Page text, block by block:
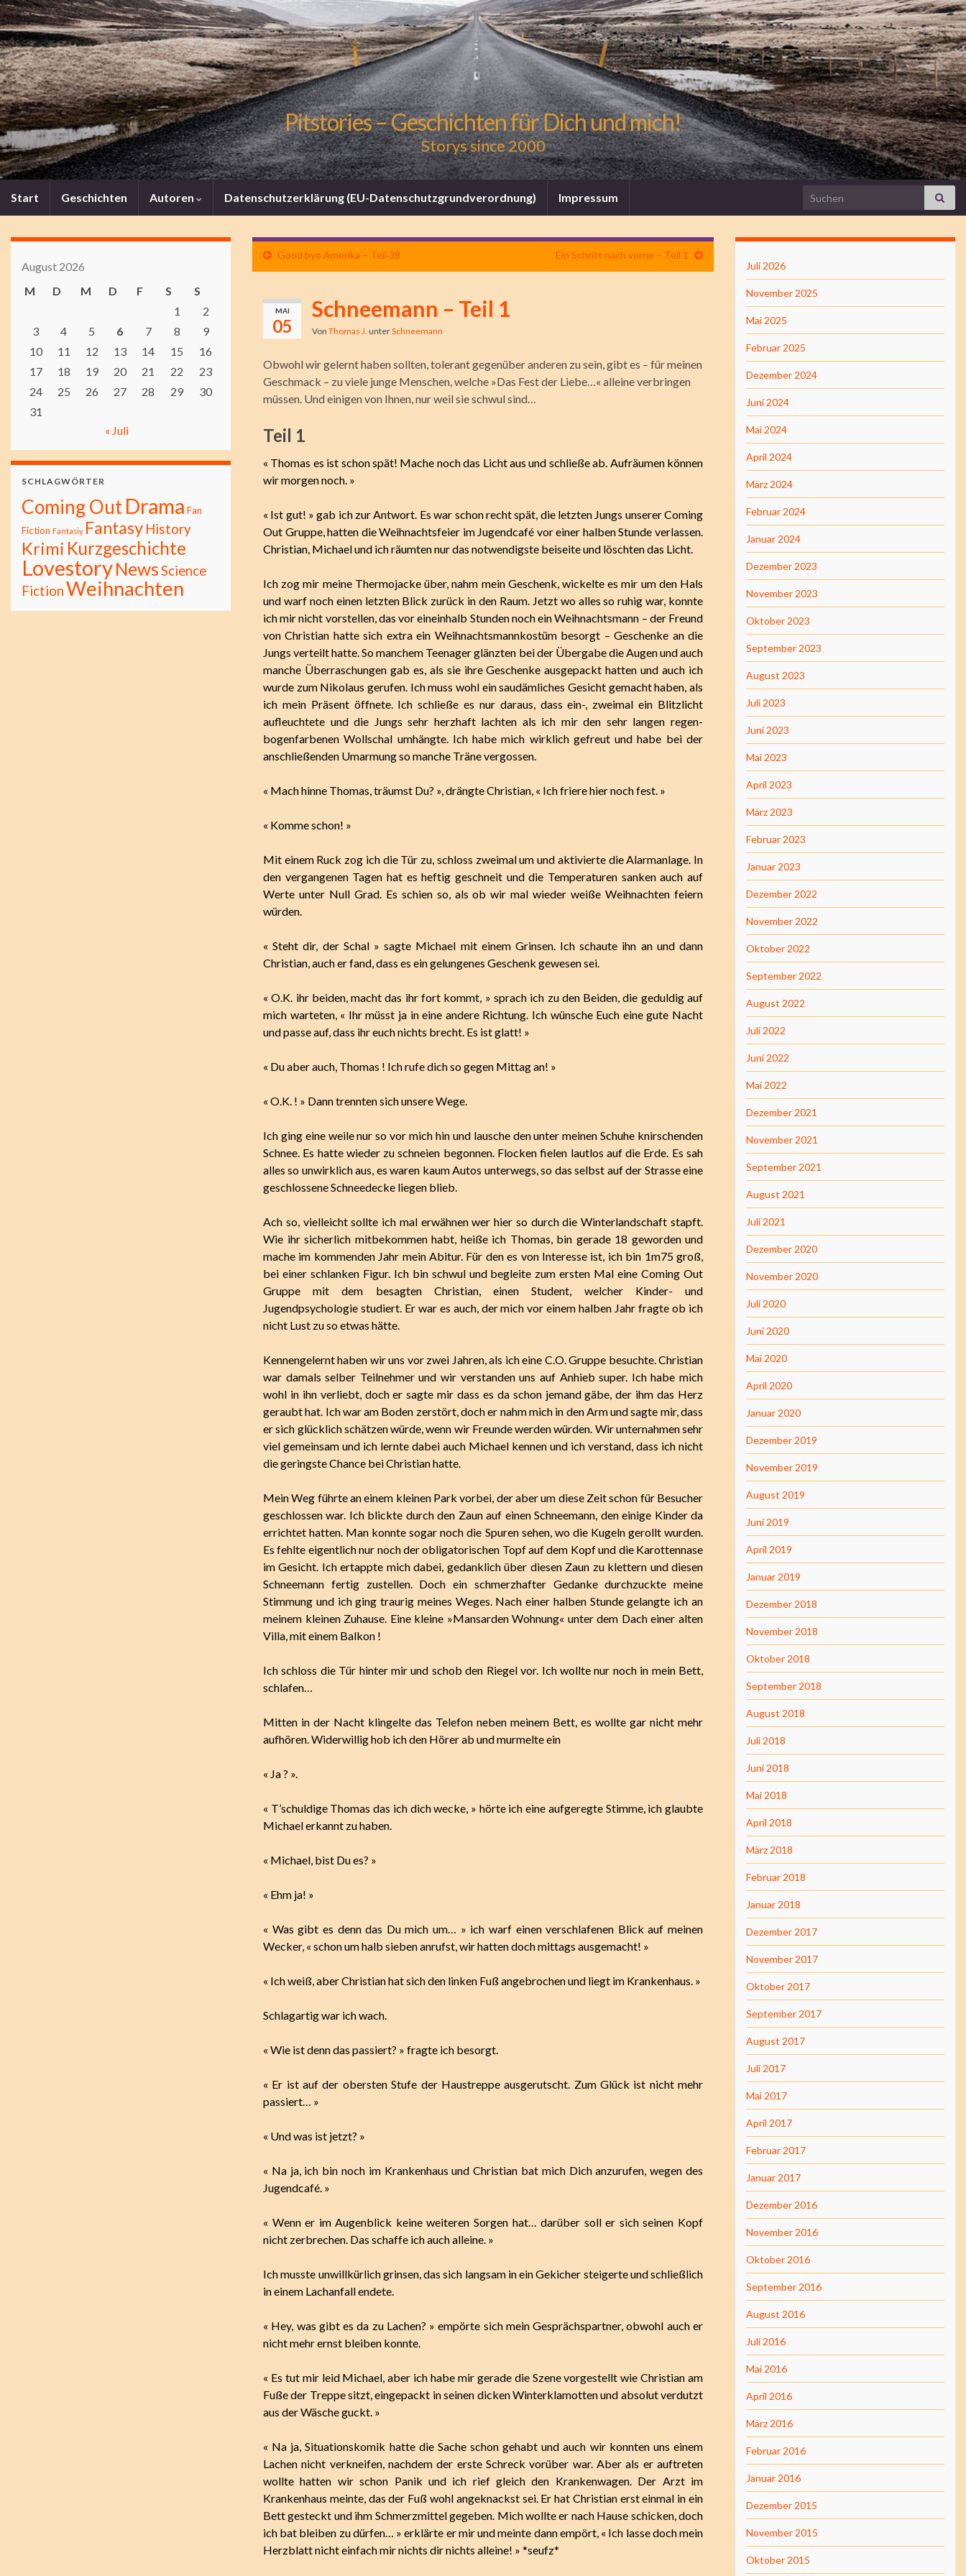
Pitstories – Geschichten für Dich und mich!
Storys since 2000
Start Geschichten Autoren Datenschutzerklärung (EU-Datenschutzgrundverordnung) Impressum Search for:
Good bye Amerika – Teil 38 Ein Schritt nach vorne – Teil 1
MAI
05
Schneemann – Teil 1
Von Thomas J. unterSchneemann
Obwohl wir gelernt haben sollten, tolerant gegenüber anderen zu sein, gibt es – für meinen
Geschmack – zu viele junge Menschen, welche »Das Fest der Liebe…« alleine verbringen
müssen. Und einigen von Ihnen, nur weil sie schwul sind…
Teil 1
« Thomas es ist schon spät! Mache noch das Licht aus und schließe ab. Aufräumen können
wir morgen noch. »
« Ist gut! » gab ich zur Antwort. Es war schon recht spät, die letzten Jungs unserer Coming
Out Gruppe, hatten die Weihnachtsfeier im Jugendcafé vor einer halben Stunde verlassen.
Christian, Michael und ich räumten nur das notwendigste beiseite und löschten das Licht.
Ich zog mir meine Thermojacke über, nahm mein Geschenk, wickelte es mir um den Hals
und warf noch einen letzten Blick zurück in den Raum. Jetzt wo alles so ruhig war, konnte
ich mir nicht vorstellen, das vor eineinhalb Stunden noch ein Weihnachtsmann – der Freund
von Christian hatte sich extra ein Weihnachtsmannkostüm besorgt – Geschenke an die
Jungs verteilt hatte. So manchem Teenager glänzten bei der Übergabe die Augen und auch
manche Überraschungen gab es, als sie ihre Geschenke ausgepackt hatten und auch ich
wurde zum Nikolaus gerufen. Ich muss wohl ein saudämliches Gesicht gemacht haben, als
ich mein Präsent öffnete. Ich schließe es nur daraus, dass ein-, zweimal ein Blitzlicht
aufleuchtete und die Jungs sehr herzhaft lachten als ich mir den sehr langen regen-
bogenfarbenen Wollschal umhängte. Ich habe mich wirklich gefreut und habe bei der
anschließenden Umarmung so manche Träne vergossen.
« Mach hinne Thomas, träumst Du? », drängte Christian, « Ich friere hier noch fest. »
« Komme schon! »
Mit einem Ruck zog ich die Tür zu, schloss zweimal um und aktivierte die Alarmanlage. In
den vergangenen Tagen hat es heftig geschneit und die Temperaturen sanken auch auf
Werte unter Null Grad. Es schien so, als ob wir mal wieder weiße Weihnachten feiern
würden.
« Steht dir, der Schal » sagte Michael mit einem Grinsen. Ich schaute ihn an und dann
Christian, auch er fand, dass es ein gelungenes Geschenk gewesen sei.
« O.K. ihr beiden, macht das ihr fort kommt, » sprach ich zu den Beiden, die geduldig auf
mich warteten, « Ihr müsst ja in eine andere Richtung. Ich wünsche Euch eine gute Nacht
und passe auf, dass ihr euch nichts brecht. Es ist glatt! »
« Du aber auch, Thomas ! Ich rufe dich so gegen Mittag an! »
« O.K. ! » Dann trennten sich unsere Wege.
Ich ging eine weile nur so vor mich hin und lausche den unter meinen Schuhe knirschenden
Schnee. Es hatte wieder zu schneien begonnen. Flocken fielen lautlos auf die Erde. Es sah
alles so unwirklich aus, es waren kaum Autos unterwegs, so das selbst auf der Strasse eine
geschlossene Schneedecke liegen blieb.
Ach so, vielleicht sollte ich mal erwähnen wer hier so durch die Winterlandschaft stapft.
Wie ihr sicherlich mitbekommen habt, heiße ich Thomas, bin gerade 18 geworden und
mache im kommenden Jahr mein Abitur. Für den es von Interesse ist, ich bin 1m75 groß,
bei einer schlanken Figur. Ich bin schwul und begleite zum ersten Mal eine Coming Out
Gruppe mit dem besagten Christian, einen Student, welcher Kinder- und
Jugendpsychologie studiert. Er war es auch, der mich vor einem halben Jahr fragte ob ich
nicht Lust zu so etwas hätte.
Kennengelernt haben wir uns vor zwei Jahren, als ich eine C.O. Gruppe besuchte. Christian
war damals selber Teilnehmer und wir verstanden uns auf Anhieb super. Ich habe mich
wohl in ihn verliebt, doch er sagte mir dass es da schon jemand gäbe, der ihm das Herz
geraubt hat. Ich war am Boden zerstört, doch er nahm mich in den Arm und sagte mir, dass
er sich glücklich schätzen würde, wenn wir Freunde werden würden. Wir unternahmen sehr
viel gemeinsam und ich lernte dabei auch Michael kennen und ich verstand, dass ich nicht
die geringste Chance bei Christian hatte.
Mein Weg führte an einem kleinen Park vorbei, der aber um diese Zeit schon für Besucher
geschlossen war. Ich blickte durch den Zaun auf einen Schneemann, den einige Kinder da
errichtet hatten. Man konnte sogar noch die Spuren sehen, wo die Kugeln gerollt wurden.
Es fehlte eigentlich nur noch der obligatorischen Topf auf dem Kopf und die Karottennase
im Gesicht. Ich ertappte mich dabei, gedanklich über diesen Zaun zu klettern und diesen
Schneemann fertig zustellen. Doch ein schmerzhafter Gedanke durchzuckte meine
Stimmung und ich ging traurig meines Weges. Nach einer halben Stunde gelangte ich an
meinem kleinen Zuhause. Eine kleine »Mansarden Wohnung« unter dem Dach einer alten
Villa, mit einem Balkon !
Ich schloss die Tür hinter mir und schob den Riegel vor. Ich wollte nur noch in mein Bett,
schlafen…
Mitten in der Nacht klingelte das Telefon neben meinem Bett, es wollte gar nicht mehr
aufhören. Widerwillig hob ich den Hörer ab und murmelte ein
« Ja ? ».
« T’schuldige Thomas das ich dich wecke, » hörte ich eine aufgeregte Stimme, ich glaubte
Michael erkannt zu haben.
« Michael, bist Du es? »
« Ehm ja! »
« Was gibt es denn das Du mich um… » ich warf einen verschlafenen Blick auf meinen
Wecker, « schon um halb sieben anrufst, wir hatten doch mittags ausgemacht! »
« Ich weiß, aber Christian hat sich den linken Fuß angebrochen und liegt im Krankenhaus. »
Schlagartig war ich wach.
« Wie ist denn das passiert? » fragte ich besorgt.
« Er ist auf der obersten Stufe der Haustreppe ausgerutscht. Zum Glück ist nicht mehr
passiert… »
« Und was ist jetzt? »
« Na ja, ich bin noch im Krankenhaus und Christian bat mich Dich anzurufen, wegen des
Jugendcafé. »
« Wenn er im Augenblick keine weiteren Sorgen hat… darüber soll er sich seinen Kopf
nicht zerbrechen. Das schaffe ich auch alleine. »
Ich musste unwillkürlich grinsen, das sich langsam in ein Gekicher steigerte und schließlich
in einem Lachanfall endete.
« Hey, was gibt es da zu Lachen? » empörte sich mein Gesprächspartner, obwohl auch er
nicht mehr ernst bleiben konnte.
« Es tut mir leid Michael, aber ich habe mir gerade die Szene vorgestellt wie Christian am
Fuße der Treppe sitzt, eingepackt in seinen dicken Winterklamotten und absolut verdutzt
aus der Wäsche guckt. »
« Na ja, Situationskomik hatte die Sache schon gehabt und auch wir konnten uns einem
Lachen nicht verkneifen, nachdem der erste Schreck vorüber war. Aber als er auftreten
wollte hatten wir schon Panik und ich rief gleich den Krankenwagen. Der Arzt im
Krankenhaus meinte, das der Fuß wohl angeknackst sei. Er hat Christian erst einmal in ein
Bett gesteckt und ihm Schmerzmittel gegeben. Mich wollte er nach Hause schicken, doch
ich bat bleiben zu dürfen… » erklärte er mir und meinte dann empört, « Ich lasse doch mein
Herzblatt nicht einfach mir nichts dir nichts alleine! » *seufz*
August 2026
M
D M D F S
S
1
2
3
4 5 6 7 8
9
10
11 12 13 14 15
16
17
18 19 20 21 22
23
24
25 26 27 28 29
30
31
« Juli
SCHLAGWÖRTER
Coming OutDrama Fan
Fiction Fantasiy Fantasy History
Krimi Kurzgeschichte
LovestoryNewsScience
FictionWeihnachten
Juli 2026
November 2025
Mai 2025
Februar 2025
Dezember 2024
Juni 2024
Mai 2024
April 2024
März 2024
Februar 2024
Januar 2024
Dezember 2023
November 2023
Oktober 2023
September 2023
August 2023
Juli 2023
Juni 2023
Mai 2023
April 2023
März 2023
Februar 2023
Januar 2023
Dezember 2022
November 2022
Oktober 2022
September 2022
August 2022
Juli 2022
Juni 2022
Mai 2022
Dezember 2021
November 2021
September 2021
August 2021
Juli 2021
Dezember 2020
November 2020
Juli 2020
Juni 2020
Mai 2020
April 2020
Januar 2020
Dezember 2019
November 2019
August 2019
Juni 2019
April 2019
Januar 2019
Dezember 2018
November 2018
Oktober 2018
September 2018
August 2018
Juli 2018
Juni 2018
Mai 2018
April 2018
März 2018
Februar 2018
Januar 2018
Dezember 2017
November 2017
Oktober 2017
September 2017
August 2017
Juli 2017
Mai 2017
April 2017
Februar 2017
Januar 2017
Dezember 2016
November 2016
Oktober 2016
September 2016
August 2016
Juli 2016
Mai 2016
April 2016
März 2016
Februar 2016
Januar 2016
Dezember 2015
November 2015
Oktober 2015